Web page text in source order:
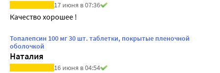
17 июня в 07:36
Качество хорошее !
Топалепсин 100 мг 30 шт. таблетки, покрытые пленочной
оболочкой
Наталия
16 июня в 04:54